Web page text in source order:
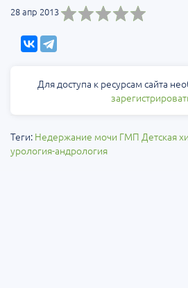
28 апр 2013
Для доступа к ресурсам сайта
Теги: Недержание мочи ГМП Детская
урология-андрология